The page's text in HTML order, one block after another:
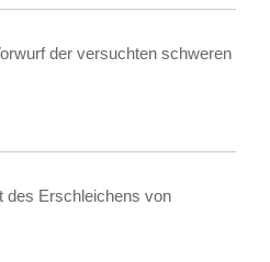
der versuchten schweren
des Erschleichens von